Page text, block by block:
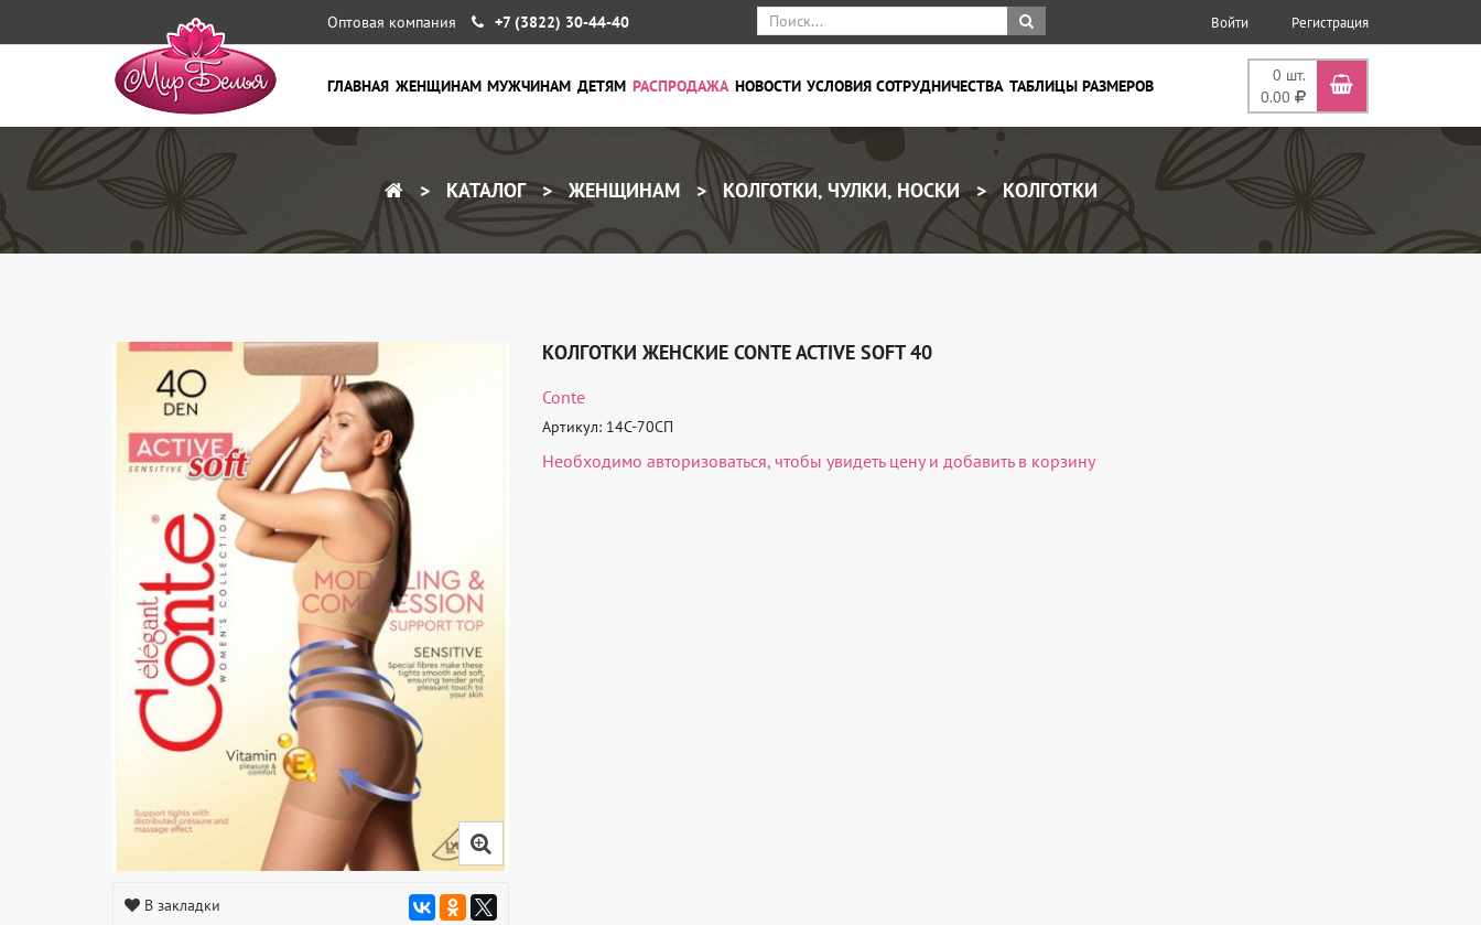
Оптовая компания +7 (3822) 30-44-40 Войти Регистрация
0 шт.
0.00
ГЛАВНАЯ ЖЕНЩИНАМ МУЖЧИНАМ ДЕТЯМ РАСПРОДАЖА НОВОСТИ УСЛОВИЯ СОТРУДНИЧЕСТВА ТАБЛИЦЫ РАЗМЕРОВ
КАТАЛОГ ЖЕНЩИНАМ КОЛГОТКИ, ЧУЛКИ, НОСКИ КОЛГОТКИ
В закладки
КОЛГОТКИ ЖЕНСКИЕ CONTE ACTIVE SOFT 40
Conte
Артикул: 14С-70СП
Необходимо авторизоваться, чтобы увидеть цену и добавить в корзину